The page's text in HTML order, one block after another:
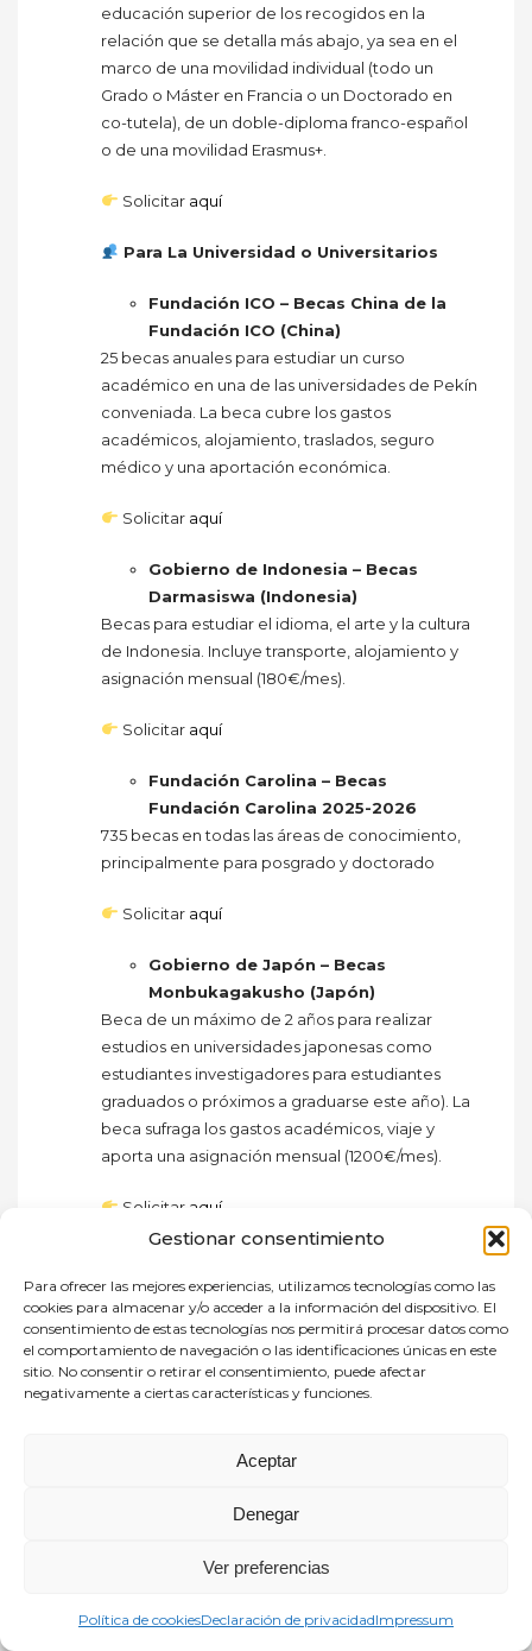
Gestionar consentimiento
Para ofrecer las mejores experiencias, utilizamos tecnologías como las
cookies para almacenar y/o acceder a la información del dispositivo. El
consentimiento de estas tecnologías nos permitirá procesar datos como
el comportamiento de navegación o las identificaciones únicas en este
sitio. No consentir o retirar el consentimiento, puede afectar
negativamente a ciertas características y funciones.
Aceptar
Denegar
Ver preferencias
Política de cookiesDeclaración de privacidadImpressum
educación superior de los recogidos en la
relación que se detalla más abajo, ya sea en el
marco de una movilidad individual (todo un
Grado o Máster en Francia o un Doctorado en
co-tutela), de un doble-diploma franco-español
o de una movilidad Erasmus+.
Solicitar aquí
Para La Universidad o Universitarios
Fundación ICO – Becas China de la
Fundación ICO (China)
25 becas anuales para estudiar un curso
académico en una de las universidades de Pekín
conveniada. La beca cubre los gastos
académicos, alojamiento, traslados, seguro
médico y una aportación económica.
Solicitar aquí
Gobierno de Indonesia – Becas
Darmasiswa (Indonesia)
Becas para estudiar el idioma, el arte y la cultura
de Indonesia. Incluye transporte, alojamiento y
asignación mensual (180€/mes).
Solicitar aquí
Fundación Carolina – Becas
Fundación Carolina 2025-2026
735 becas en todas las áreas de conocimiento,
principalmente para posgrado y doctorado
Solicitar aquí
Gobierno de Japón – Becas
Monbukagakusho (Japón)
Beca de un máximo de 2 años para realizar
estudios en universidades japonesas como
estudiantes investigadores para estudiantes
graduados o próximos a graduarse este año). La
beca sufraga los gastos académicos, viaje y
aporta una asignación mensual (1200€/mes).
Solicitar aquí
estas becas aplican beneficios adicionales o criterios
preferentes. Consulta siempre las bases completas de
cada convocatoria.
Ver completo
Facebook
Twitter
WhatsApp
EmailCompartir